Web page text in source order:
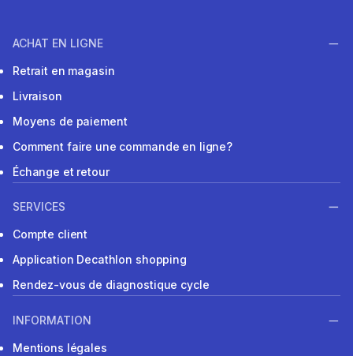
ACHAT EN LIGNE
Retrait en magasin
Livraison
Moyens de paiement
Comment faire une commande en ligne?
Échange et retour
SERVICES
Compte client
Application Decathlon shopping
Rendez-vous de diagnostique cycle
INFORMATION
Mentions légales